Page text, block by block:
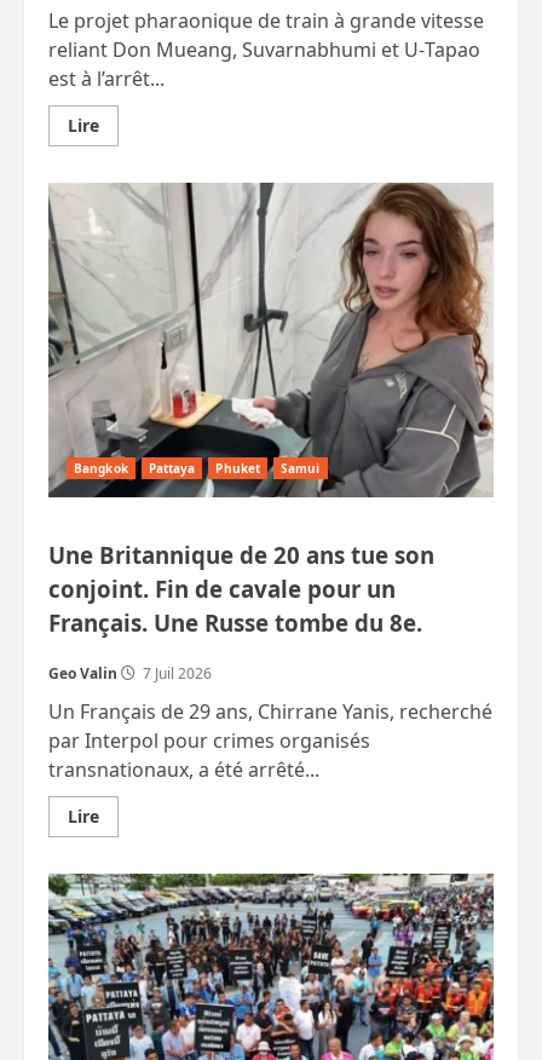
Le projet pharaonique de train à grande vitesse
reliant Don Mueang, Suvarnabhumi et U‑Tapao
est à l’arrêt...
LireEn
savoir
TGV
vers
U-
Tapao
remplacé
par
un
train
à
moyenne
beaucoup
moins
cher
?
Bangkok Pattaya Phuket Samui
Une Britannique de 20 ans tue son
conjoint. Fin de cavale pour un
Français. Une Russe tombe du 8e.
Geo Valin 7 Juil 2026
Un Français de 29 ans, Chirrane Yanis, recherché
par Interpol pour crimes organisés
transnationaux, a été arrêté...
LireEn
savoir
Une
Britannique
de
20
ans
tue
son
conjoint.
Fin
de
cavale